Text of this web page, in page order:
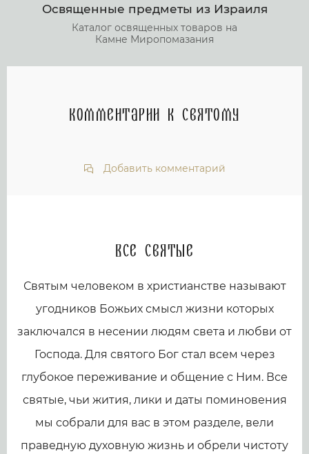
Освященные предметы из Израиля
Каталог освященных товаров на
Камне Миропомазания
Комментарии к святому
Добавить комментарий
Все святые
Святым человеком в христианстве называют
угодников Божьих смысл жизни которых
заключался в несении людям света и любви от
Господа. Для святого Бог стал всем через
глубокое переживание и общение с Ним. Все
святые, чьи жития, лики и даты поминовения
мы собрали для вас в этом разделе, вели
праведную духовную жизнь и обрели чистоту